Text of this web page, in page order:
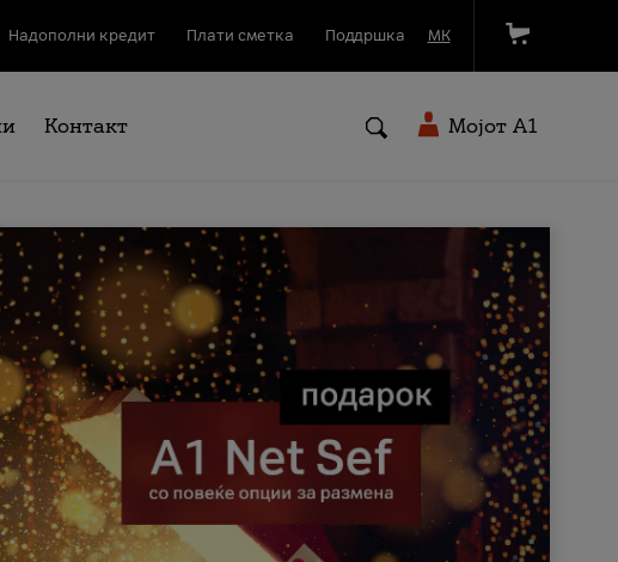
Надополни кредит Плати сметка Поддршка МК
Контакт Мојот A1